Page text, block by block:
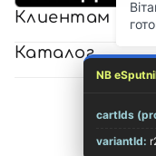
Клиентам
Каталог
© 2026
NB
cartIds
variantId: